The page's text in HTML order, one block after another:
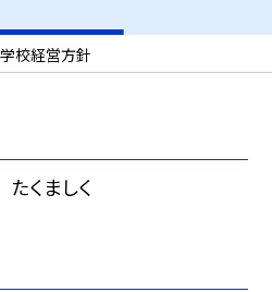
学校経営方針
くましく